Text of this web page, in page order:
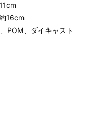
16cm
POM、ダイキャスト